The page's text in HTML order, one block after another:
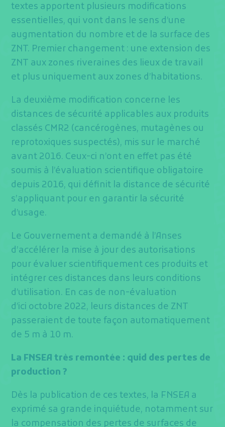
textes apportent plusieurs modifications
essentielles, qui vont dans le sens d’une
augmentation du nombre et de la surface des
ZNT. Premier changement : une extension des
ZNT aux zones riveraines des lieux de travail
et plus uniquement aux zones d’habitations.
La deuxième modification concerne les
distances de sécurité applicables aux produits
classés CMR2 (cancérogènes, mutagènes ou
reprotoxiques suspectés), mis sur le marché
avant 2016. Ceux-ci n’ont en effet pas été
soumis à l’évaluation scientifique obligatoire
depuis 2016, qui définit la distance de sécurité
s’appliquant pour en garantir la sécurité
d’usage.
Le Gouvernement a demandé à l’Anses
d’accélérer la mise à jour des autorisations
pour évaluer scientifiquement ces produits et
intégrer ces distances dans leurs conditions
d’utilisation. En cas de non-évaluation
d’ici octobre 2022, leurs distances de ZNT
passeraient de toute façon automatiquement
de 5 m à 10 m.
La FNSEA très remontée : quid des pertes de
production ?
Dès la publication de ces textes, la FNSEA a
exprimé sa grande inquiétude, notamment sur
la compensation des pertes de surfaces de